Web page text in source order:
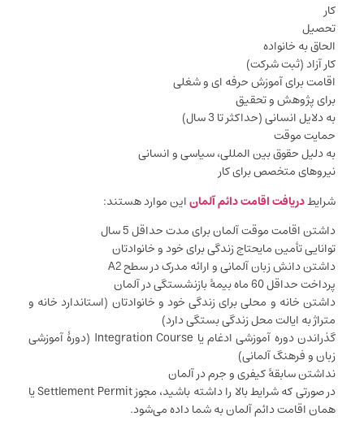
کار
تحصیل
الحاق به خانواده
کار آزاد (ثبت شرکت)
اقامت برای آموزش حرفه ای و شغلی
برای پژوهش و تحقیق
به دلایل انسانی (حداکثر تا 3 سال)
حمایت موقت
به دلیل حقوق بین المللی، سیاسی و انسانی
نیروهای متخصص برای کار
شرایطدریافت اقامت دائم آلماناین موارد هستند:
داشتن اقامت موقت آلمان برای مدت حداقل 5 سال
توانایی تأمین مایحتاج زندگی برای خود و خانوادتان
داشتن دانش زبان آلمانی و ارائه مدرک در سطح A2
پرداخت حداقل 60 ماه بیمۀ بازنشستگی در آلمان
داشتن خانه و محلی برای زندگی خود و خانوادتان (استاندارد خانه و
متراژ به ایالت محل زندگی بستگی دارد)
گذراندن دوره آموزشی ادغام یا Integration Course (دورۀ آموزشی
زبان و فرهنگ آلمانی)
نداشتن سابقۀ کیفری و جرم در آلمان
در صورتی که شرایط بالا را داشته باشید، مجوز Settlement Permit یا
همان اقامت دائم آلمان به شما داده می‌شود.